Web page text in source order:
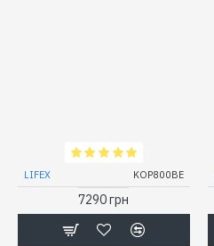
LIFEX KOP800BE
7290 грн